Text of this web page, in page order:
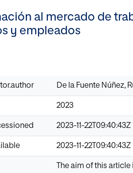
al mercado de
y empleados
De la Fuente Núñez,
2023
2023-11-22T09:40:43Z
2023-11-22T09:40:43Z
The aim of this